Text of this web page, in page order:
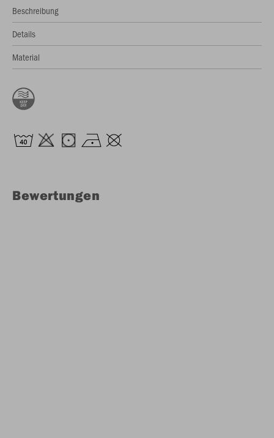
Beschreibung
Details
Material
Bewertungen